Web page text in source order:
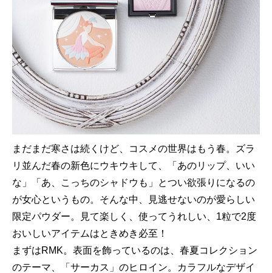
まだまだ寒さは続くけど、コスメの世界はもう春。ズラ
リ並んだ春の新色にウキウキして、「あのリップ、いい
な」「あ、こっちのシャドウも」とつい欲張りになるの
が女心というもの。そんな中、見逃せないのが愛らしい
限定パウダー。見て楽しく、使ってうれしい、1粒で2度
おいしいアイテムはときめき必至！
まずはRMK。表面を飾っているのは、春夏コレクション
のテーマ、「サーカス」のヒロイン。カラフルなデザイ